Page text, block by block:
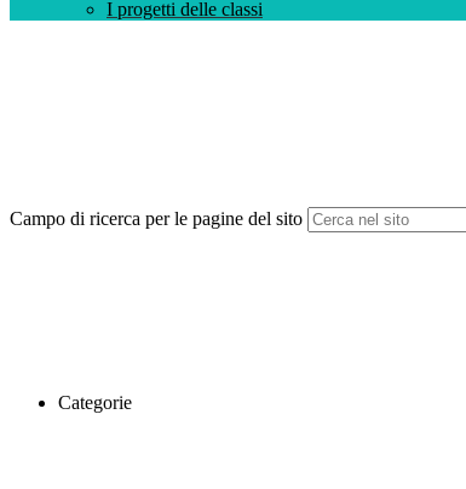
I progetti delle classi
Campo di ricerca per le pagine del sito
Categorie